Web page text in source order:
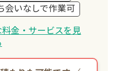
会いなしで作業可
金・サービスを見